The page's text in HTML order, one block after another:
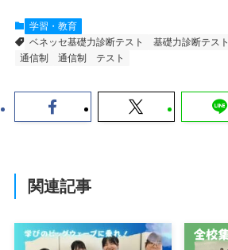
学習・教育
ベネッセ基礎力診断テスト
基礎力診断テスト
通信制
通信制 テスト
関連記事